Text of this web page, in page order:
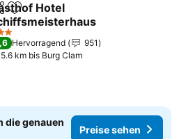
Zu Favoriten hinzufügen
Hotel
Hervorragend
951
5.6 km bis Burg Clam
die genauen
Preise sehen